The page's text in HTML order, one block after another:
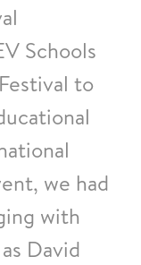
Schools
to
we had
with
David